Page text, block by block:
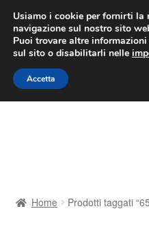
Lun-Ven 9:00 -
Vai
alla
navigazione
Vai
al
contenuto
Home Prodotti taggati
Usiamo i cookie per fornirti la
navigazione sul nostro sito
Puoi trovare altre
sul sito o disabilitarli nelle
Accetta